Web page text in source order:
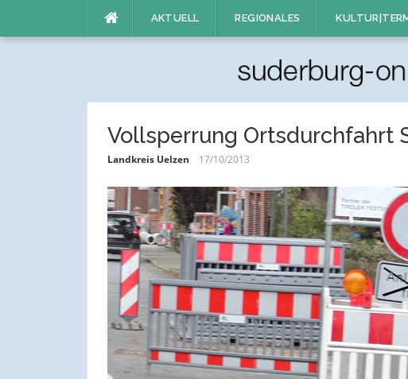
AKTUELL REGIONALES
Vollsperrung Ortsdurchfahrt
Landkreis Uelzen 17/10/2013